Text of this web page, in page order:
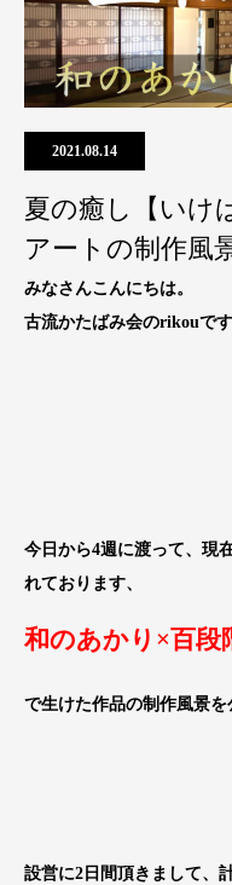
2021.08.14
夏の癒し【いけ
アートの制作風
みなさんこんにちは。
古流かたばみ会のrikouです
今日から4週に渡って、現
れております、
和のあかり×百段
で生けた作品の制作風景を
設営に2日間頂きまして、